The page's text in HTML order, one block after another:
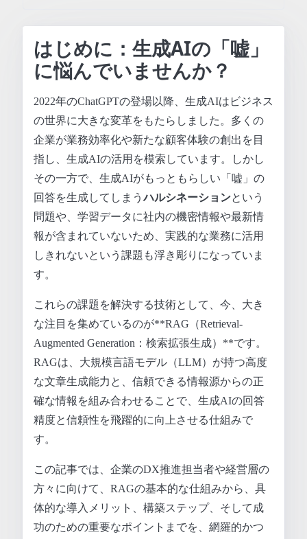
はじめに：生成AIの「嘘」
に悩んでいませんか？
2022年のChatGPTの登場以降、生成AIはビジネス
の世界に大きな変革をもたらしました。多くの
企業が業務効率化や新たな顧客体験の創出を目
指し、生成AIの活用を模索しています。しかし
その一方で、生成AIがもっともらしい「嘘」の
回答を生成してしまうハルシネーションという
問題や、学習データに社内の機密情報や最新情
報が含まれていないため、実践的な業務に活用
しきれないという課題も浮き彫りになっていま
す。
これらの課題を解決する技術として、今、大き
な注目を集めているのが**RAG（Retrieval-
Augmented Generation：検索拡張生成）**です。
RAGは、大規模言語モデル（LLM）が持つ高度
な文章生成能力と、信頼できる情報源からの正
確な情報を組み合わせることで、生成AIの回答
精度と信頼性を飛躍的に向上させる仕組みで
す。
この記事では、企業のDX推進担当者や経営層の
方々に向けて、RAGの基本的な仕組みから、具
体的な導入メリット、構築ステップ、そして成
功のための重要なポイントまでを、網羅的かつ